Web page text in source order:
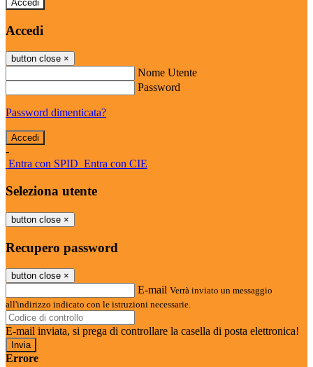
Accedi
Accedi
button close ×
Nome Utente
Password
Password dimenticata?
-
Entra con SPID Entra con CIE
Seleziona utente
button close ×
Recupero password
button close ×
E-mail Verrà inviato un messaggio
all'indirizzo indicato con le istruzioni necessarie.
E-mail inviata, si prega di controllare la casella di posta elettronica!
Errore